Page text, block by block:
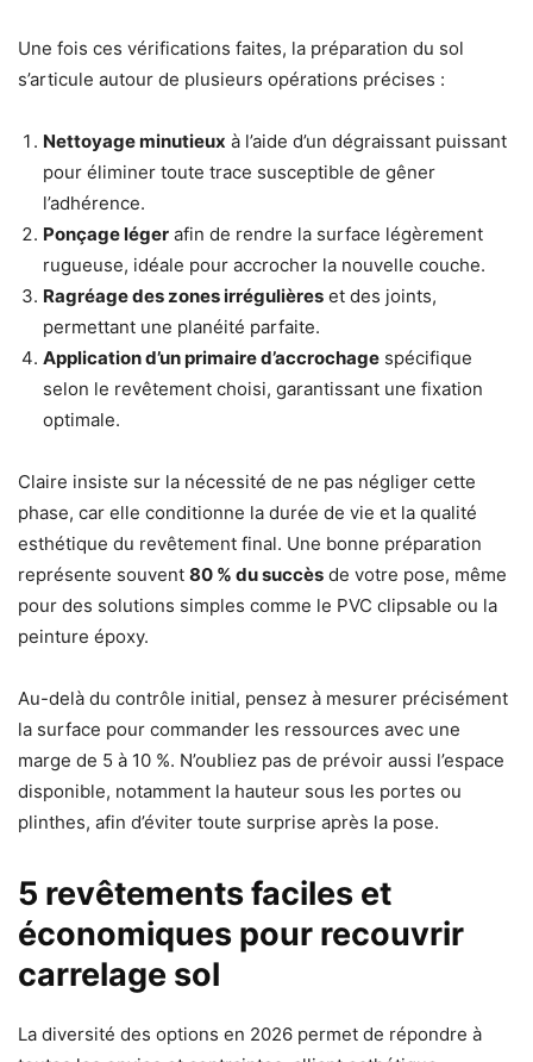
Une fois ces vérifications faites, la préparation du sol
s’articule autour de plusieurs opérations précises :
Nettoyage minutieux à l’aide d’un dégraissant puissant
pour éliminer toute trace susceptible de gêner
l’adhérence.
Ponçage léger afin de rendre la surface légèrement
rugueuse, idéale pour accrocher la nouvelle couche.
Ragréage des zones irrégulières et des joints,
permettant une planéité parfaite.
Application d’un primaire d’accrochage spécifique
selon le revêtement choisi, garantissant une fixation
optimale.
Claire insiste sur la nécessité de ne pas négliger cette
phase, car elle conditionne la durée de vie et la qualité
esthétique du revêtement final. Une bonne préparation
représente souvent 80 % du succès de votre pose, même
pour des solutions simples comme le PVC clipsable ou la
peinture époxy.
Au-delà du contrôle initial, pensez à mesurer précisément
la surface pour commander les ressources avec une
marge de 5 à 10 %. N’oubliez pas de prévoir aussi l’espace
disponible, notamment la hauteur sous les portes ou
plinthes, afin d’éviter toute surprise après la pose.
5 revêtements faciles et
économiques pour recouvrir
carrelage sol
La diversité des options en 2026 permet de répondre à